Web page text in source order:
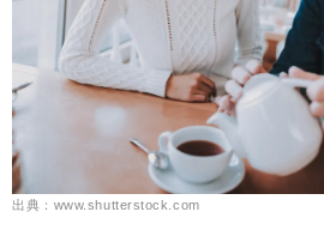
出典：www.shutterstock.com